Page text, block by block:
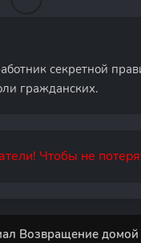
секретной
гражданских.
Чтобы не
Возвращение